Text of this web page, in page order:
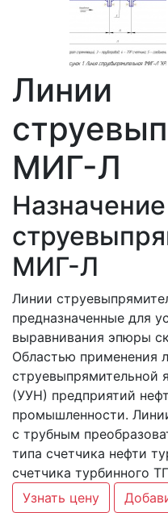
Линии
МИГ-Л
МИГ-Л
Линии
предназначенные для
выравнивания эпюры
Областью применения
струевыпрямительной
(УУН) предприятий
промышленности.
с трубным
типа счетчика нефти
счетчика турбинного
Узнать цену